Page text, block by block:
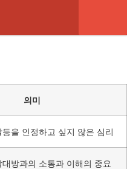
의미
을 인정하고 싶지 않은 심리
방과의 소통과 이해의 중요